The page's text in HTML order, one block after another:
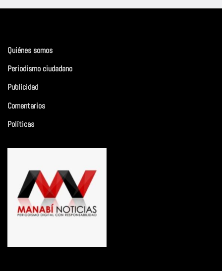
Quiénes somos
Periodismo ciudadano
Publicidad
Comentarios
Políticas